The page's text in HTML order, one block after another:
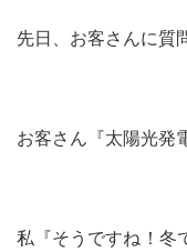
先日、お客さんに質
お客さん『太陽光発
私『そうですね！冬